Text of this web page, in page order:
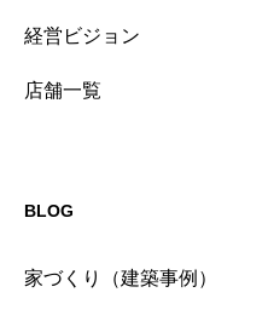
経営ビジョン
店舗一覧
BLOG
家づくり（建築事例）